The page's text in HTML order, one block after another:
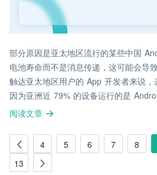
部分原因是亚太地区流行的某些中国
电池寿命而不是消息传递，这可能会导
触达亚太地区用户的 App 开发者来说，
因为亚洲近 79% 的设备运行的是
阅读文章
4 5 6 7 8
13